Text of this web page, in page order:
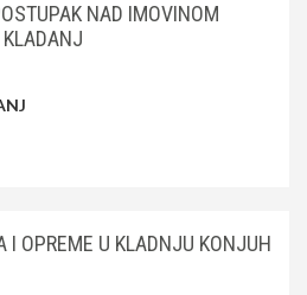
NAD IMOVINOM
I OPREME U KLADNJU KONJUH